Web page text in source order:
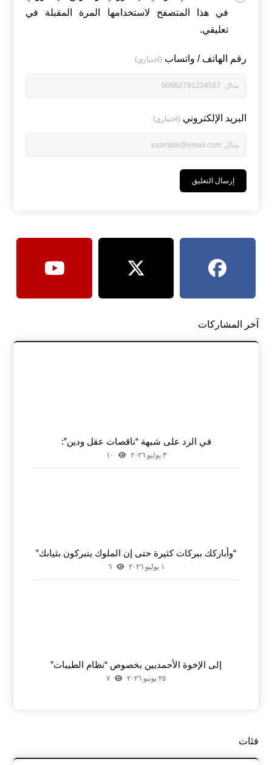
في هذا المتصفح لاستخدامها المرة المقبلة في
تعليقي.
رقم الهاتف / واتساب (اختياري)
البريد الإلكتروني (اختياري)
آخر المشاركات
في الرد على شبهة “ناقصات عقل ودين”:
٣ يوليو ٢٠٢٦ ١٠
“وأباركك ببركات كثيرة حتى إن الملوك يتبركون بثيابك”
١ يوليو ٢٠٢٦ ٦
إلى الإخوة الأحمديين بخصوص “نظام الطيبات”
٢٥ يونيو ٢٠٢٦ ٧
فئات